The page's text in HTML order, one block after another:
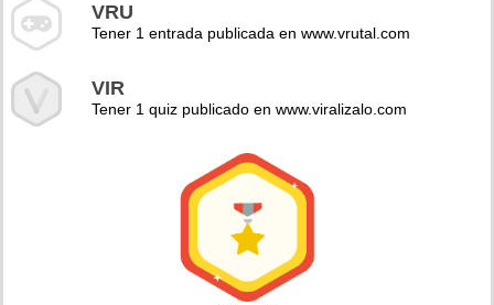
VRU
Tener 1 entrada publicada en www.vrutal.com
VIR
Tener 1 quiz publicado en www.viralizalo.com